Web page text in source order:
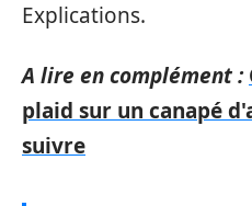
Explications.
A lire en complément :
plaid sur un canapé
suivre